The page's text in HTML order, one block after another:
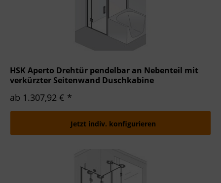
HSK Aperto Drehtür pendelbar an Nebenteil mit
verkürzter Seitenwand Duschkabine
ab 1.307,92 € *
Jetzt indiv. konfigurieren